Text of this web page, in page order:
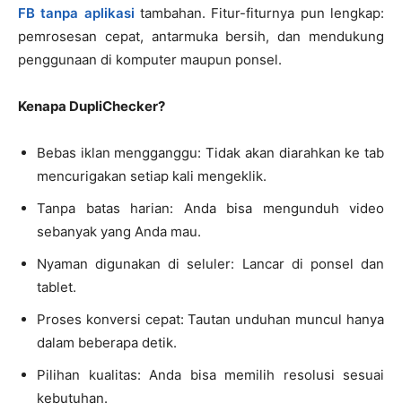
FB tanpa aplikasi tambahan. Fitur-fiturnya pun lengkap:
pemrosesan cepat, antarmuka bersih, dan mendukung
penggunaan di komputer maupun ponsel.
Kenapa DupliChecker?
Bebas iklan mengganggu: Tidak akan diarahkan ke tab
mencurigakan setiap kali mengeklik.
Tanpa batas harian: Anda bisa mengunduh video
sebanyak yang Anda mau.
Nyaman digunakan di seluler: Lancar di ponsel dan
tablet.
Proses konversi cepat: Tautan unduhan muncul hanya
dalam beberapa detik.
Pilihan kualitas: Anda bisa memilih resolusi sesuai
kebutuhan.